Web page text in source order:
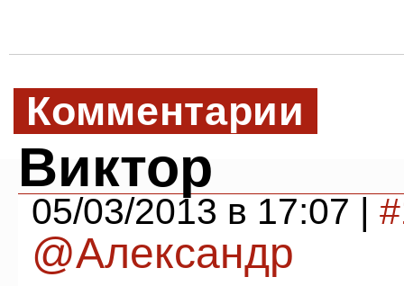
Комментарии
Виктор
05/03/2013 в 17:07 |
@Александр